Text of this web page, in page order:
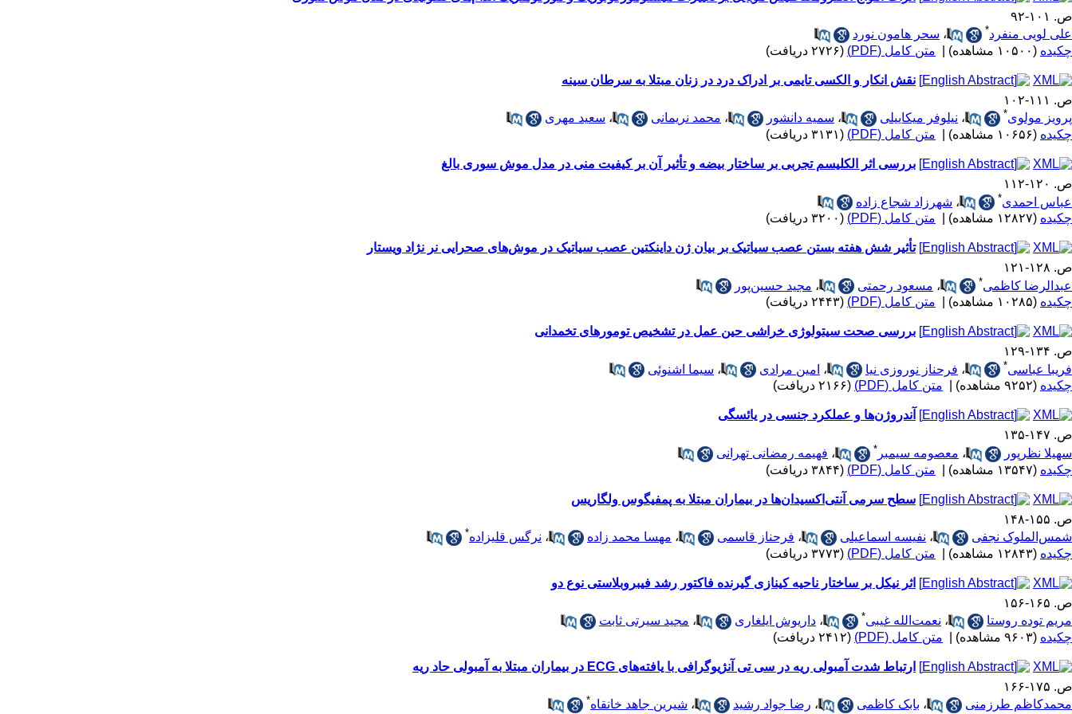
ص. ۱۰۱-۹۲
علی لویی منفرد* ، سحر هامون نورد
چکیده (۱۰۵۰۰ مشاهده) متن کامل (PDF) (۲۷۲۶ دریافت)
نقش انکار و الکسی تایمی بر ادراک درد در زنان مبتلا به سرطان سینه
ص. ۱۱۱-۱۰۲
پرویز مولوی* ، نیلوفر میکاییلی ، سمیه دانشور ، محمد نریمانی ، سعید مهری
چکیده (۱۰۶۵۶ مشاهده) متن کامل (PDF) (۳۱۳۱ دریافت)
بررسی اثر الکلیسم تجربی بر ساختار بیضه و تأثیر آن بر کیفیت منی در مدل موش سوری بالغ
ص. ۱۲۰-۱۱۲
عباس احمدی* ، شهرزاد شجاع زاده
چکیده (۱۲۸۲۷ مشاهده) متن کامل (PDF) (۳۲۰۰ دریافت)
تأثیر شش هفته بستن عصب سیاتیک بر بیان ژن داینکتین عصب سیاتیک در موش‌های صحرایی نر نژاد ویستار
ص. ۱۲۸-۱۲۱
عبدالرضا کاظمی* ، مسعود رحمتی ، مجید حسین‌پور
چکیده (۱۰۲۸۵ مشاهده) متن کامل (PDF) (۲۴۴۳ دریافت)
بررسی صحت سیتولوژی خراشی حین عمل در تشخیص تومورهای تخمدانی
ص. ۱۳۴-۱۲۹
فریبا عباسی* ، فرحناز نوروزی نیا ، امین مرادی ، سیما اشنوئی
چکیده (۹۲۵۲ مشاهده) متن کامل (PDF) (۲۱۶۶ دریافت)
آندروژن‌ها و عملکرد جنسی در یائسگی
ص. ۱۴۷-۱۳۵
سهیلا نظرپور
، معصومه سیمبر * ، فهیمه رمضانی تهرانی
چکیده (۱۳۵۴۷ مشاهده) متن کامل (PDF) (۳۸۴۴ دریافت)
سطح سرمی آنتی‌اکسیدان‌ها در بیماران مبتلا به پمفیگوس ولگاریس
ص. ۱۵۵-۱۴۸
شمس‌الملوک نجفی
، نفیسه اسماعیلی ، فرحناز قاسمی ، مهسا محمد زاده ، نرگس قلیزاده*
چکیده (۱۲۸۴۳ مشاهده) متن کامل (PDF) (۳۷۷۳ دریافت)
اثر نیکل بر ساختار ناحیه کینازی گیرنده فاکتور رشد فیبروبلاستی نوع دو
ص. ۱۶۵-۱۵۶
مریم توده روستا
، نعمت‌الله غیبی* ، داریوش ایلغاری ، مجید سیرتی ثابت
چکیده (۹۶۰۳ مشاهده) متن کامل (PDF) (۲۴۱۲ دریافت)
ارتباط شدت آمبولی ریه در سی تی آنژیوگرافی با یافته‌های ECG در بیماران مبتلا به آمبولی حاد ریه
ص. ۱۷۵-۱۶۶
محمدکاظم طرزمنی
، بابک کاظمی ، رضا جواد رشید ، شیرین جاهد خانقاه*